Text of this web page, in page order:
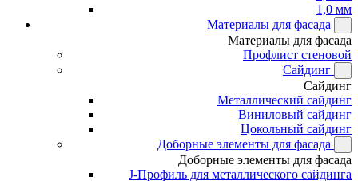
1,0 мм
Материалы для фасада
Материалы для фасада
Профлист стеновой
Сайдинг
Сайдинг
Металлический сайдинг
Виниловый сайдинг
Цокольный сайдинг
Доборные элементы для фасада
Доборные элементы для фасада
J-Профиль для металлического сайдинга